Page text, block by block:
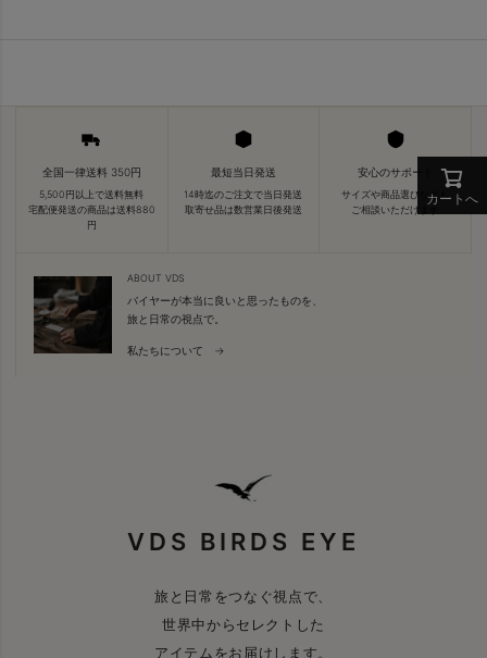
カートへ
全国一律送料 350円
5,500円以上で送料無料
宅配便発送の商品は送料880
円
最短当日発送
14時迄のご注文で当日発送
取寄せ品は数営業日後発送
安心のサポート
サイズや商品選びなども
ご相談いただけます
ABOUT VDS
バイヤーが本当に良いと思ったものを、
旅と日常の視点で。
私たちについて →
VDS BIRDS EYE
旅と日常をつなぐ視点で、
世界中からセレクトした
アイテムをお届けします。